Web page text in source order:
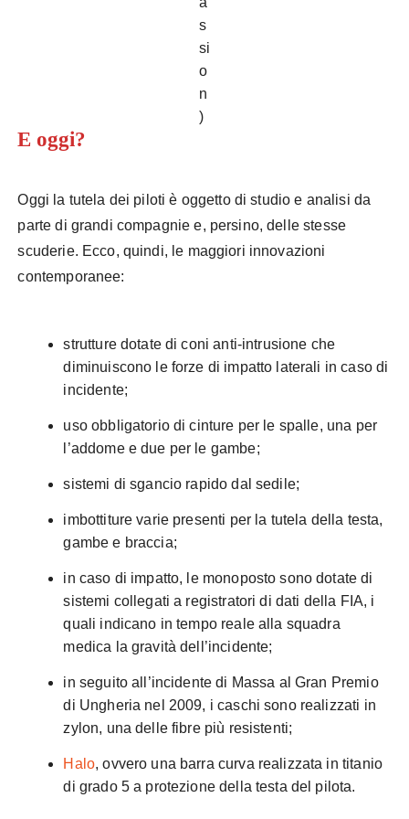
s
si
o
n
)
E oggi?
Oggi la tutela dei piloti è oggetto di studio e analisi da
parte di grandi compagnie e, persino, delle stesse
scuderie. Ecco, quindi, le maggiori innovazioni
contemporanee:
strutture dotate di coni anti-intrusione che
diminuiscono le forze di impatto laterali in caso di
incidente;
uso obbligatorio di cinture per le spalle, una per
l’addome e due per le gambe;
sistemi di sgancio rapido dal sedile;
imbottiture varie presenti per la tutela della testa,
gambe e braccia;
in caso di impatto, le monoposto sono dotate di
sistemi collegati a registratori di dati della FIA, i
quali indicano in tempo reale alla squadra
medica la gravità dell’incidente;
in seguito all’incidente di Massa al Gran Premio
di Ungheria nel 2009, i caschi sono realizzati in
zylon, una delle fibre più resistenti;
Halo, ovvero una barra curva realizzata in titanio
di grado 5 a protezione della testa del pilota.